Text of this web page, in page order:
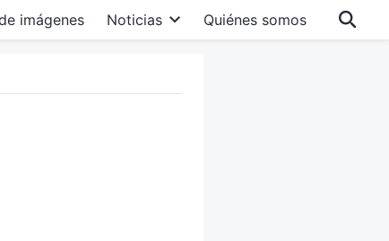
imágenes Noticias Quiénes somos